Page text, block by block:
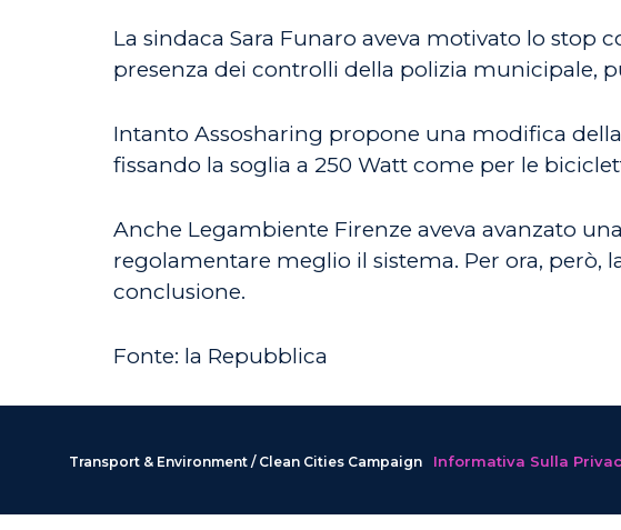
La sindaca Sara Funaro aveva motivato lo stop
presenza dei controlli della polizia municipale,
Intanto Assosharing propone una modifica
fissando la soglia a 250 Watt come per le
Anche Legambiente Firenze aveva avanzato
regolamentare meglio il sistema. Per ora, però,
conclusione.
Fonte: la Repubblica
Transport & Environment / Clean Cities Campaign Informativa Sulla